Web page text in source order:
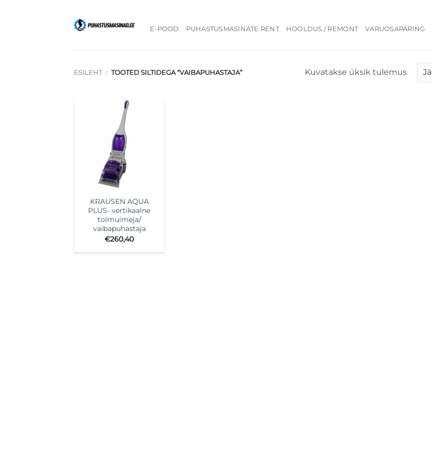
E-POOD PUHASTUSMASINATE RENT HOOLDUS / REMONT VARUOSAPÄRING
ESILEHT / TOOTED SILTIDEGA “VAIBAPUHASTAJA” Kuvatakse üksik tulemus
KRAUSEN AQUA
PLUS- vertikaalne
tolmuimeja/
vaibapuhastaja
€260,40